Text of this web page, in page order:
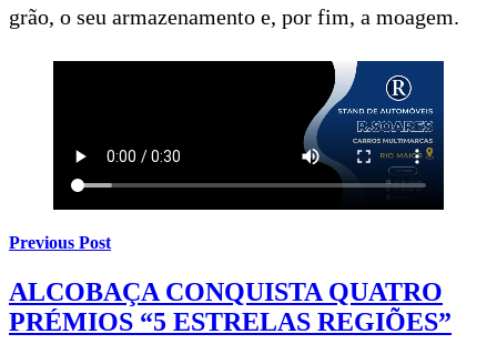
grão, o seu armazenamento e, por fim, a moagem.
Previous Post
ALCOBAÇA CONQUISTA QUATRO
PRÉMIOS “5 ESTRELAS REGIÕES”